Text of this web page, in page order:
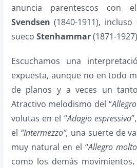
anuncia parentescos con
Svendsen (1840-1911),
sueco Stenhammar(1871-
Escuchamos una
expuesta, aunque no en todo
de planos y a veces un
Atractivo melodismo del “
volutas en el “Adagio espressivo
el “Intermezzo”, una suerte de
muy natural en el “Allegro
como los demás